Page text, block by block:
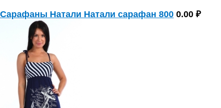
Сарафаны Натали Натали сарафан 800 0.00 ₽